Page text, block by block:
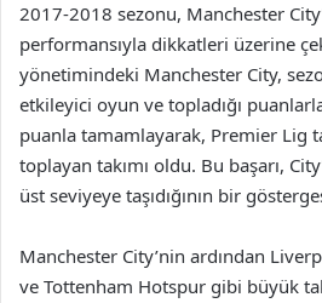
2017-2018 sezonu, Manchester
performansıyla dikkatleri üzerine
yönetimindeki Manchester City,
etkileyici oyun ve topladığı
puanla tamamlayarak, Premier Lig
toplayan takımı oldu. Bu başarı,
üst seviyeye taşıdığının bir
Manchester City’nin ardından
ve Tottenham Hotspur gibi büyük